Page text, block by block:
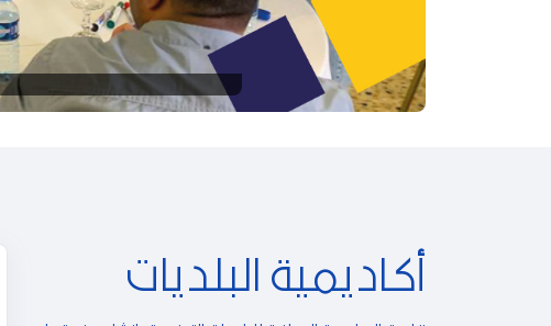
أكاديمية البلديات